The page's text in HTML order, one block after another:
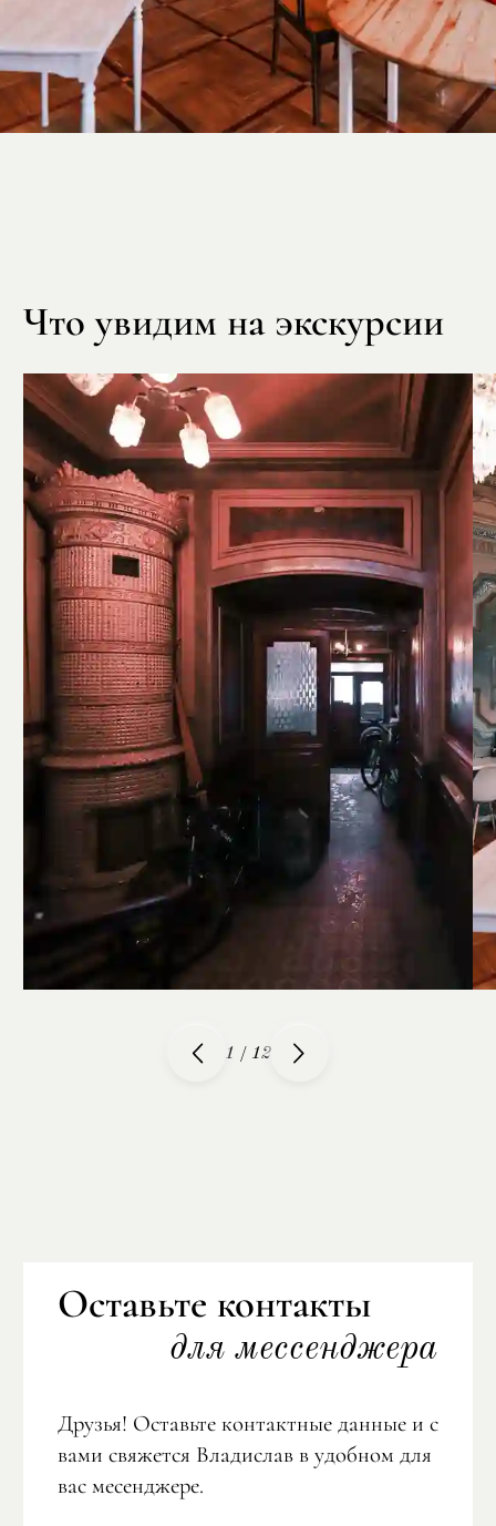
Что увидим на экскурсии
1 / 12
Оставьте контакты
для мессенджера
Друзья! Оставьте контактные данные и с
вами свяжется Владислав в удобном для
вас месенджере.